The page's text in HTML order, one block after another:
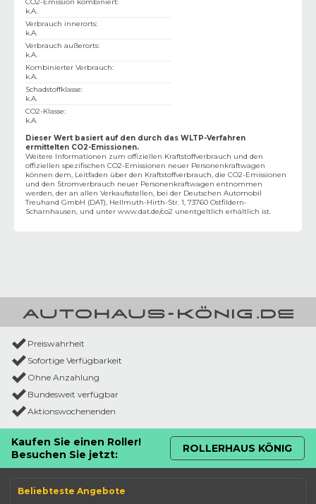
k.A.
Verbrauch innerorts:
k.A.
Verbrauch außerorts:
k.A.
Kombinierter Verbrauch:
k.A.
Schadstoffklasse:
k.A.
CO2-Klasse:
k.A.
Dieser Wert basiert auf den durch das WLTP-Verfahren
ermittelten CO2-Emissionen.
Weitere Informationen zum offiziellen Kraftstoffverbrauch und den
offiziellen spezifischen CO2-Emissionen neuer Personenkraftwagen
können dem‚ Leitfaden über den Kraftstoffverbrauch, die CO2-Emissionen
und den Stromverbrauch neuer Personenkraftwagen entnommen
werden, der an allen Verkaufsstellen, bei der Deutschen Automobil
Treuhand GmbH (DAT), Hellmuth-Hirth-Str. 1, 73760 Ostfildern-
Scharnhausen, und unter www.dat.de/co2 unentgeltlich erhältlich ist.
Preiswahrheit
Sofortige Verfügbarkeit
Ohne Anzahlung
Bundesweit verfügbar
Aktionswochenenden
Kaufen Sie einen Roller!
Besuchen Sie jetzt:
ROLLERHAUS KÖNIG
Beliebteste Angebote